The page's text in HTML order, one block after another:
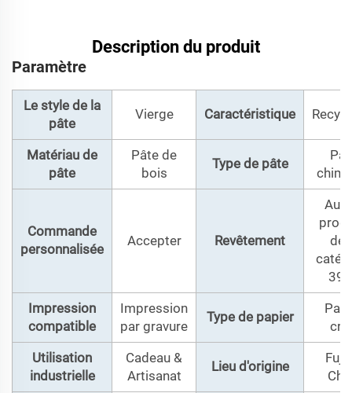
Description du produit
Paramètre
Le style de la
pâte
Vierge Caractéristique
Matériau de
pâte
Pâte de
bois
Type de pâte
Commande
personnalisée
Accepter Revêtement
de
Impression
compatible
Impression
par gravure
Type de papier
Utilisation
industrielle
Cadeau &
Artisanat
Lieu d'origine